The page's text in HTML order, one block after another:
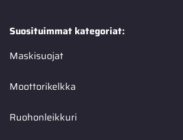
Suosituimmat kategoriat:
Maskisuojat
Moottorikelkka
Ruohonleikkuri